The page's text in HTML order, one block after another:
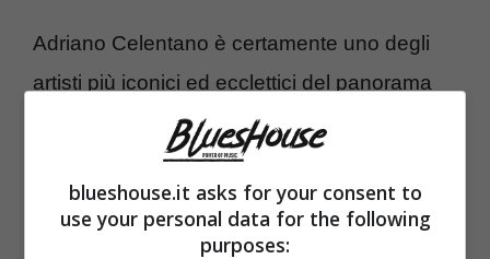
Adriano Celentano è certamente uno degli
artisti più iconici ed ecclettici del panorama
musicale italiano. Ne ha scritto tante pagine
che hanno fatto conoscere anche alcuni
dettagli sulla sua vita privata. Sappiamo
infatti della sua nascita a Milano, nella ormai
blueshouse.it asks for your consent to
use your personal data for the following
purposes: